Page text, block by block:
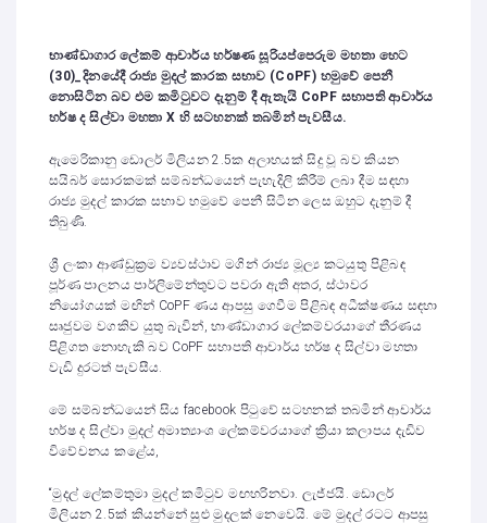
භාණ්ඩාගාර ලේකම් ආචාර්ය හර්ෂණ සූරියප්පෙරුම මහතා හෙට
(30)_දිනයේදී රාජ්‍ය මුදල් කාරක සභාව (CoPF) හමුවේ පෙනී
නොසිටින බව එම කමිටුවට දැනුම් දී ඇතැයි CoPF සභාපති ආචාර්ය
හර්ෂ ද සිල්වා මහතාX හි සටහනක් තබමින් පැවසීය.
ඇමෙරිකානු ඩොලර් මිලියන 2.5ක අලාභයක් සිදු වූ බව කියන
සයිබර් සොරකමක් සම්බන්ධයෙන් පැහැදිලි කිරීම් ලබා දීම සඳහා
රාජ්‍ය මුදල් කාරක සභාව හමුවේ පෙනී සිටින ලෙස ඔහුට දැනුම් දී
තිබුණි.
ශ්‍රී ලංකා ආණ්ඩුක්‍රම ව්‍යවස්ථාව මගින් රාජ්‍ය මූල්‍ය කටයුතු පිළිබඳ
පූර්ණ පාලනය පාර්ලිමේන්තුවට පවරා ඇති අතර, ස්ථාවර
නියෝගයක් මඟින් CoPF ණය ආපසු ගෙවීම පිළිබඳ අධීක්ෂණය සඳහා
සෘජුවම වගකිව යුතු බැවින්, භාණ්ඩාගාර ලේකම්වරයාගේ තීරණය
පිළිගත නොහැකි බව CoPF සභාපති ආචාර්ය හර්ෂ ද සිල්වා මහතා
වැඩි දුරටත් පැවසීය.
මේ සම්බන්ධයෙන් සිය facebook පිටුවේ සටහනක් තබමින් ආචාර්ය
හර්ෂ ද සිල්වා මුදල් අමාත්‍යාංශ ලේකම්වරයාගේ ක්‍රියා කලාපය දැඩිව
විවේචනය කළේය,
“මුදල් ලේකම්තුමා මුදල් කමිටුව මඟහරිනවා. ලැජ්ජයි. ඩොලර්
මිලියන 2.5ක් කියන්නේ සුළු මුදලක් නෙවෙයි. මේ මුදල් රටට ආපසු